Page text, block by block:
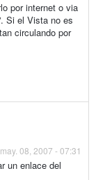
por internet o via
Si el Vista no es
circulando por
may. 08, 2007 - 07:31
un enlace del